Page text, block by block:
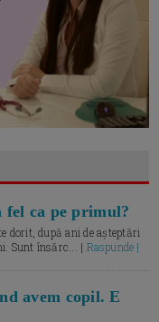
fel ca pe primul?
dorit, după ani de așteptări
Sunt însărc... | Raspunde |
avem copil. E